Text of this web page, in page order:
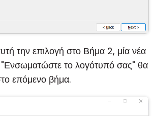
την επιλογή στο Βήμα 2, μία νέα
"Ενσωματώστε το λογότυπό σας" θα
επόμενο βήμα.